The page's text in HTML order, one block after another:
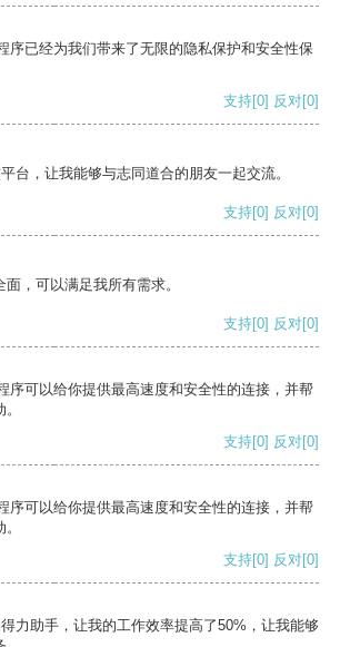
序已经为我们带来了无限的隐私保护和安全性保
支持[0] 反对[0]
台，让我能够与志同道合的朋友一起交流。
支持[0] 反对[0]
，可以满足我所有需求。
支持[0] 反对[0]
序可以给你提供最高速度和安全性的连接，并帮
支持[0] 反对[0]
序可以给你提供最高速度和安全性的连接，并帮
支持[0] 反对[0]
力助手，让我的工作效率提高了50%，让我能够